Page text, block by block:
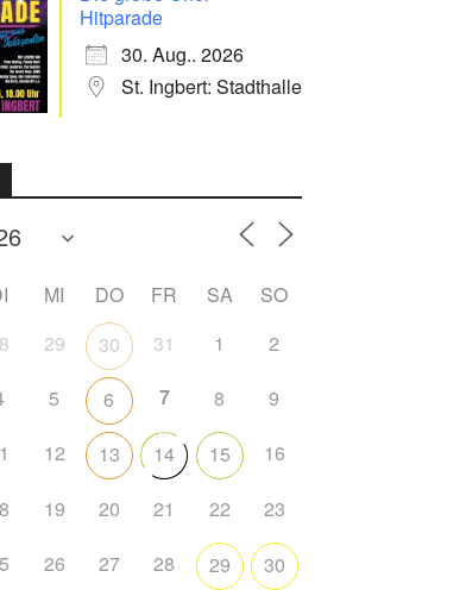
Hitparade
30. Aug.. 2026
St. Ingbert: Stadthalle
MI DO FR SA
SO
29 30 31 1 2
5 6 7 8 9
12 13 14 15 16
19 20 21 22 23
26 27 28 29
30